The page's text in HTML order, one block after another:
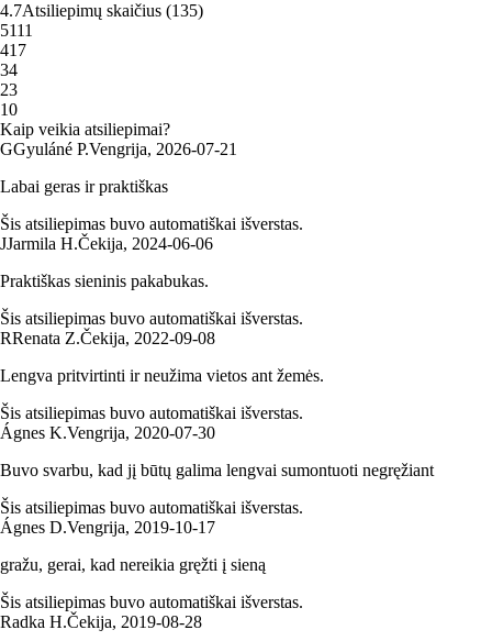
4.7Atsiliepimų skaičius (135)
5111
417
34
23
10
Kaip veikia atsiliepimai?
GGyuláné P.Vengrija, 2026‑07‑21
Labai geras ir praktiškas
Šis atsiliepimas buvo automatiškai išverstas.
JJarmila H.Čekija, 2024‑06‑06
Praktiškas sieninis pakabukas.
Šis atsiliepimas buvo automatiškai išverstas.
RRenata Z.Čekija, 2022‑09‑08
Lengva pritvirtinti ir neužima vietos ant žemės.
Šis atsiliepimas buvo automatiškai išverstas.
Ágnes K.Vengrija, 2020‑07‑30
Buvo svarbu, kad jį būtų galima lengvai sumontuoti negręžiant
Šis atsiliepimas buvo automatiškai išverstas.
Ágnes D.Vengrija, 2019‑10‑17
gražu, gerai, kad nereikia gręžti į sieną
Šis atsiliepimas buvo automatiškai išverstas.
Radka H.Čekija, 2019‑08‑28